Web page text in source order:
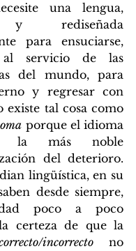
una lengua,
y rediseñada
para ensuciarse,
servicio de las
del mundo, para
y regresar con
porque el idioma
la más noble
del deterioro.
lingüística, en su
desde siempre,
poco a poco
certeza de que la
incorrecto no